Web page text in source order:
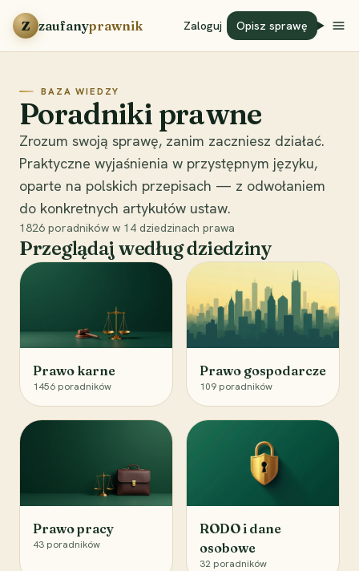
Przejdź do treści
Z zaufanyprawnik Zaloguj Opisz sprawę
BAZA WIEDZY
Poradniki prawne
Zrozum swoją sprawę, zanim zaczniesz działać.
Praktyczne wyjaśnienia w przystępnym języku,
oparte na polskich przepisach — z odwołaniem
do konkretnych artykułów ustaw.
1826 poradników w 14 dziedzinach prawa
Przeglądaj według dziedziny
Prawo karne
1456 poradników
Prawo gospodarcze
109 poradników
Prawo pracy
43 poradników
RODO i dane
osobowe
32 poradników